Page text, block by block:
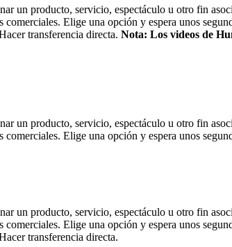
un producto, servicio, espectáculo u otro fin
Elige una opción y espera unos
transferencia directa. Nota: Los videos de
un producto, servicio, espectáculo u otro fin
Elige una opción y espera unos
un producto, servicio, espectáculo u otro fin
Elige una opción y espera unos
transferencia directa.